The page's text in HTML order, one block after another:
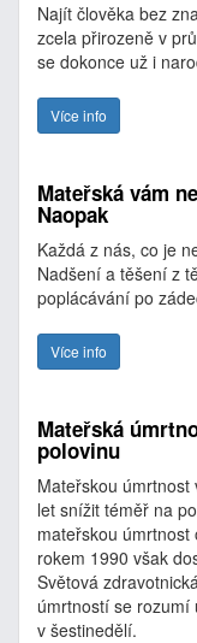
Najít člověka bez
zcela přirozeně v
se dokonce už i
Více info
Mateřská vám
Naopak
Každá z nás, co je
Nadšení a těšení z
poplácávání po
Více info
Mateřská
polovinu
Mateřskou
let snížit téměř na
mateřskou
rokem 1990 však
Světová
úmrtností se rozumí
v šestinedělí.